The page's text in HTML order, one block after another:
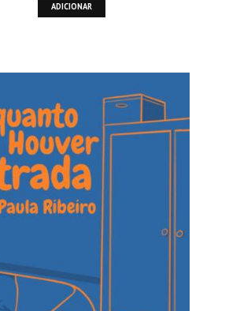
ADICIONAR